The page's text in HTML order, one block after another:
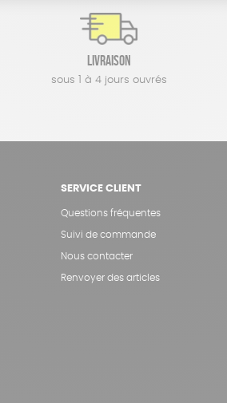
Livraison
sous 1 à 4 jours ouvrés
SERVICE CLIENT
Questions fréquentes
Suivi de commande
Nous contacter
Renvoyer des articles